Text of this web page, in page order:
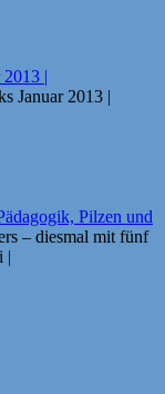
|
Januar 2013 |
Pilzen und
– diesmal mit fünf
|